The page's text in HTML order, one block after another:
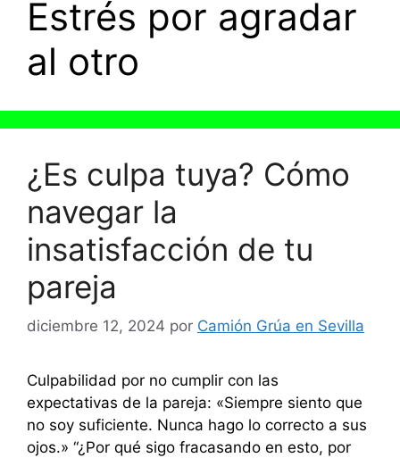
Estrés por agradar
al otro
¿Es culpa tuya? Cómo
navegar la
insatisfacción de tu
pareja
diciembre 12, 2024 por Camión Grúa en Sevilla
Culpabilidad por no cumplir con las
expectativas de la pareja: «Siempre siento que
no soy suficiente. Nunca hago lo correcto a sus
ojos.» “¿Por qué sigo fracasando en esto, por